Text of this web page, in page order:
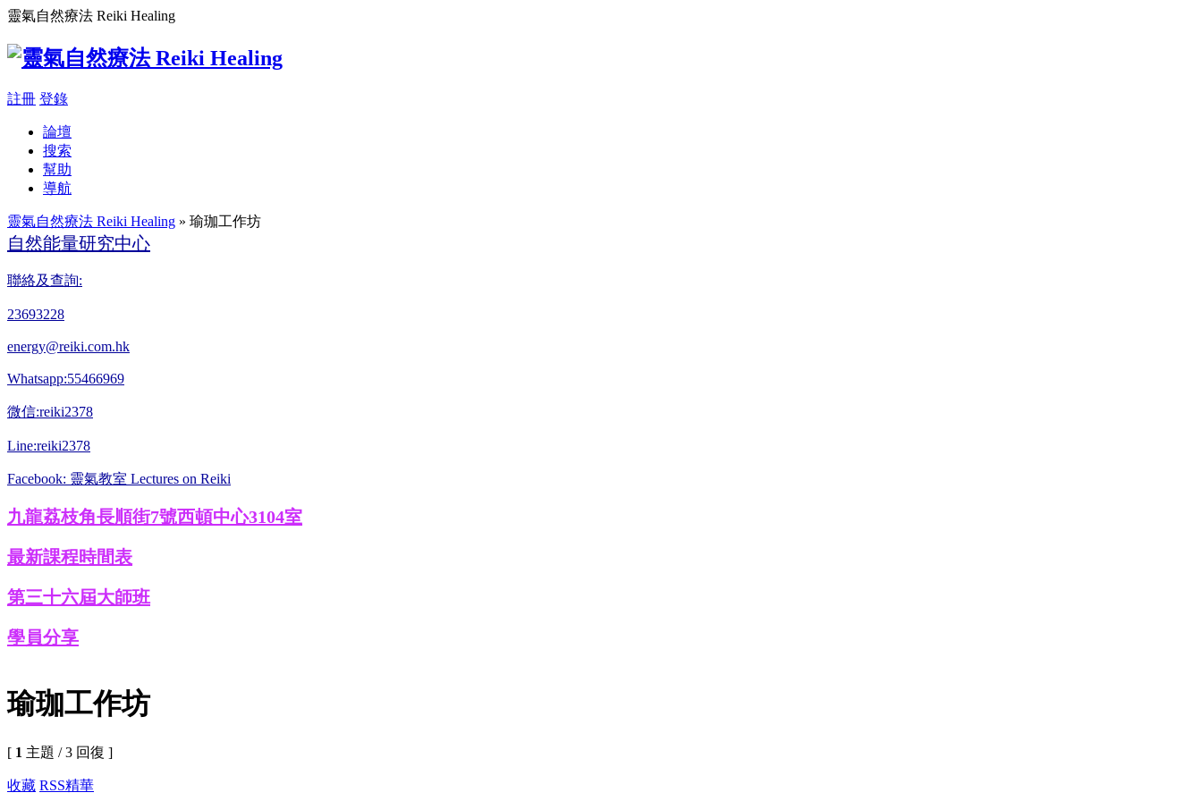
靈氣自然療法 Reiki Healing
註冊 登錄
論壇
搜索
幫助
導航
靈氣自然療法 Reiki Healing » 瑜珈工作坊
自然能量研究中心
聯絡及查詢:
23693228
energy@reiki.com.hk
Whatsapp:55466969
微信:reiki2378
Line:reiki2378
Facebook: 靈氣教室 Lectures on Reiki
九龍荔枝角長順街7號西頓中心3104室
最新課程時間表
第三十六屆大師班
學員分享
瑜珈工作坊
[ 1 主題 / 3 回復 ]
收藏 RSS精華